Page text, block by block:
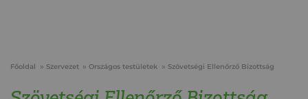
Főoldal Szervezet Országos testületek Szövetségi Ellenőrző Bizottság